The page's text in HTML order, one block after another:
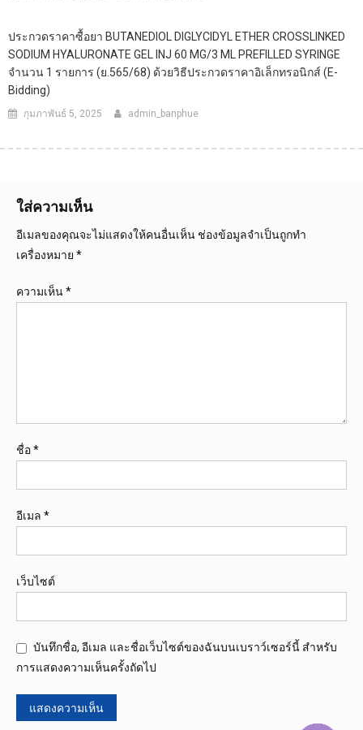
ประกวดราคาซื้อยา BUTANEDIOL DIGLYCIDYL ETHER CROSSLINKED
SODIUM HYALURONATE GEL INJ 60 MG/3 ML PREFILLED SYRINGE
จำนวน 1 รายการ (ย.565/68) ด้วยวิธีประกวดราคาอิเล็กทรอนิกส์ (e-
Bidding)
กุมภาพันธ์ 5, 2025 admin_banphue
ใส่ความเห็น
อีเมลของคุณจะไม่แสดงให้คนอื่นเห็น ช่องข้อมูลจำเป็นถูกทำ
เครื่องหมาย *
ความเห็น*
ชื่อ*
อีเมล *
เว็บไซต์
บันทึกชื่อ, อีเมล และชื่อเว็บไซต์ของฉันบนเบราว์เซอร์นี้ สำหรับ
การแสดงความเห็นครั้งถัดไป